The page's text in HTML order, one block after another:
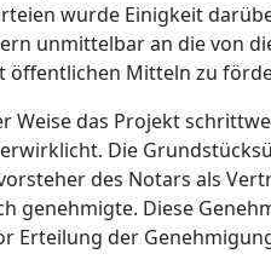
wurde Einigkeit
unmittelbar an die von
öffentlichen Mitteln zu
Weise das Projekt
Die
des Notars als
genehmigte. Diese
Erteilung der